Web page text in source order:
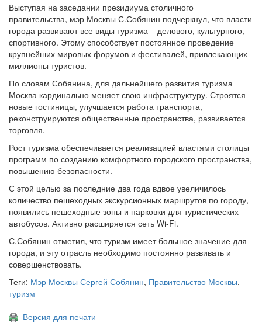
Выступая на заседании президиума столичного
правительства, мэр Москвы С.Собянин подчеркнул, что власти
города развивают все виды туризма – делового, культурного,
спортивного. Этому способствует постоянное проведение
крупнейших мировых форумов и фестивалей, привлекающих
миллионы туристов.
По словам Собянина, для дальнейшего развития туризма
Москва кардинально меняет свою инфраструктуру. Строятся
новые гостиницы, улучшается работа транспорта,
реконструируются общественные пространства, развивается
торговля.
Рост туризма обеспечивается реализацией властями столицы
программ по созданию комфортного городского пространства,
повышению безопасности.
С этой целью за последние два года вдвое увеличилось
количество пешеходных экскурсионных маршрутов по городу,
появились пешеходные зоны и парковки для туристических
автобусов. Активно расширяется сеть Wi-Fi.
С.Собянин отметил, что туризм имеет большое значение для
города, и эту отрасль необходимо постоянно развивать и
совершенствовать.
Теги: Мэр Москвы Сергей Собянин, Правительство Москвы,
туризм
Версия для печати